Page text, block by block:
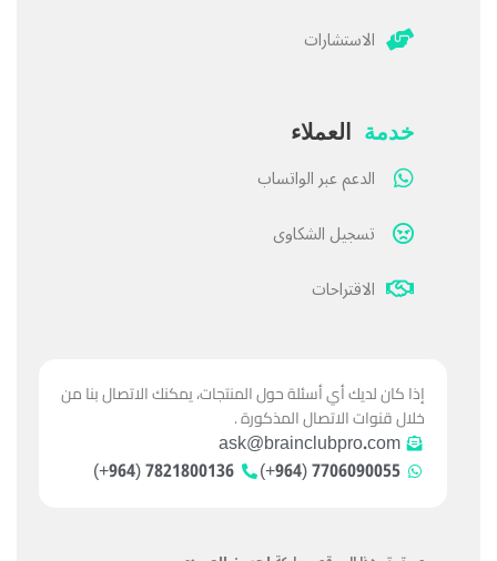
الاستشارات
خدمة العملاء
الدعم عبر الواتساب
تسجيل الشكاوى
الاقتراحات
إذا كان لديك أي أسئلة حول المنتجات، يمكنك الاتصال بنا من
خلال قنوات الاتصال المذكورة .
ask@brainclubpro.com
7706090055 (964+)
7821800136 (964+)